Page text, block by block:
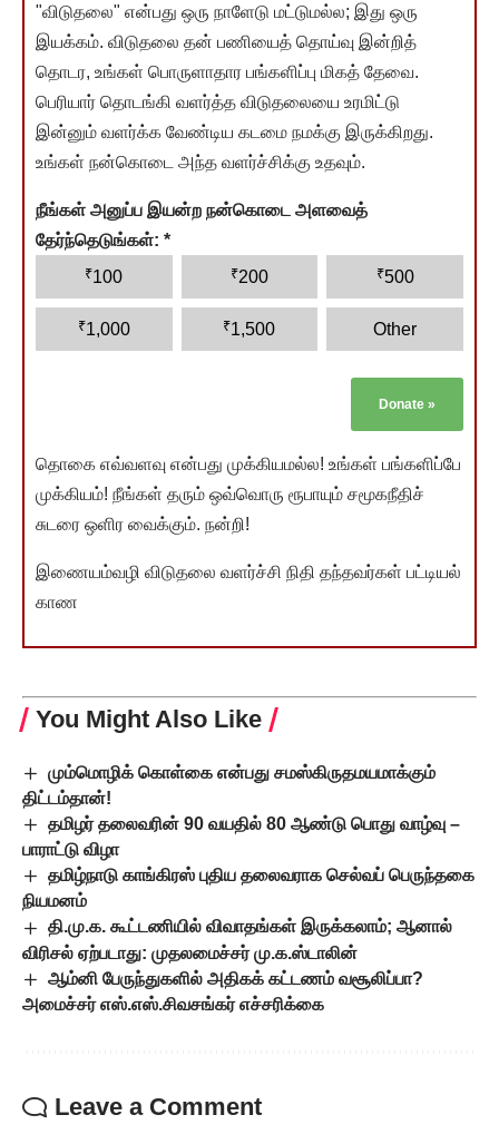
"விடுதலை" என்பது ஒரு நாளேடு மட்டுமல்ல; இது ஒரு
இயக்கம். விடுதலை தன் பணியைத் தொய்வு இன்றித்
தொடர, உங்கள் பொருளாதார பங்களிப்பு மிகத் தேவை.
பெரியார் தொடங்கி வளர்த்த விடுதலையை உரமிட்டு
இன்னும் வளர்க்க வேண்டிய கடமை நமக்கு இருக்கிறது.
உங்கள் நன்கொடை அந்த வளர்ச்சிக்கு உதவும்.
நீங்கள் அனுப்ப இயன்ற நன்கொடை அளவைத்
தேர்ந்தெடுங்கள்: *
₹100 ₹200 ₹500
₹1,000 ₹1,500 Other
Donate »
தொகை எவ்வளவு என்பது முக்கியமல்ல! உங்கள் பங்களிப்பே
முக்கியம்! நீங்கள் தரும் ஒவ்வொரு ரூபாயும் சமூகநீதிச்
சுடரை ஒளிர வைக்கும். நன்றி!
இணையம்வழி விடுதலை வளர்ச்சி நிதி தந்தவர்கள் பட்டியல்
காண
You Might Also Like
மும்மொழிக் கொள்கை என்பது சமஸ்கிருதமயமாக்கும்
திட்டம்தான்!
தமிழர் தலைவரின் 90 வயதில் 80 ஆண்டு பொது வாழ்வு –
பாராட்டு விழா
தமிழ்நாடு காங்கிரஸ் புதிய தலைவராக செல்வப் பெருந்தகை
நியமனம்
தி.மு.க. கூட்டணியில் விவாதங்கள் இருக்கலாம்; ஆனால்
விரிசல் ஏற்படாது: முதலமைச்சர் மு.க.ஸ்டாலின்
ஆம்னி பேருந்துகளில் அதிகக் கட்டணம் வசூலிப்பா?
அமைச்சர் எஸ்.எஸ்.சிவசங்கர் எச்சரிக்கை
Leave a Comment